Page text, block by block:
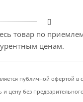
[]
товар по
ценам.
публичной офертой в
цену без